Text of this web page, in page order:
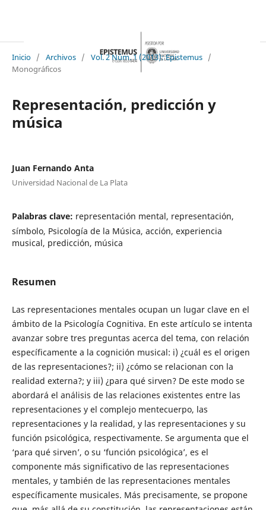
Inicio / Archivos / Vol. 2 Núm. 1 (2013): Epistemus /
Monográficos
Representación, predicción y
música
Juan Fernando Anta
Universidad Nacional de La Plata
Palabras clave: representación mental, representación,
símbolo, Psicología de la Música, acción, experiencia
musical, predicción, música
Resumen
Las representaciones mentales ocupan un lugar clave en el
ámbito de la Psicología Cognitiva. En este artículo se intenta
avanzar sobre tres preguntas acerca del tema, con relación
específicamente a la cognición musical: i) ¿cuál es el origen
de las representaciones?; ii) ¿cómo se relacionan con la
realidad externa?; y iii) ¿para qué sirven? De este modo se
abordará el análisis de las relaciones existentes entre las
representaciones y el complejo mentecuerpo, las
representaciones y la realidad, y las representaciones y su
función psicológica, respectivamente. Se argumenta que el
‘para qué sirven’, o su ‘función psicológica’, es el
componente más significativo de las representaciones
mentales, y también de las representaciones mentales
específicamente musicales. Más precisamente, se propone